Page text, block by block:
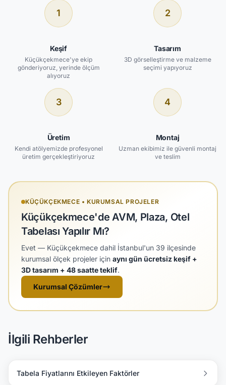
1
Keşif
Küçükçekmece'ye ekip
gönderiyoruz, yerinde ölçüm
alıyoruz
2
Tasarım
3D görselleştirme ve malzeme
seçimi yapıyoruz
3
Üretim
Kendi atölyemizde profesyonel
üretim gerçekleştiriyoruz
4
Montaj
Uzman ekibimiz ile güvenli montaj
ve teslim
KÜÇÜKÇEKMECE • KURUMSAL PROJELER
Küçükçekmece'de AVM, Plaza, Otel
Tabelası Yapılır Mı?
Evet — Küçükçekmece dahil İstanbul'un 39 ilçesinde
kurumsal ölçek projeler için aynı gün ücretsiz keşif +
3D tasarım + 48 saatte teklif.
Kurumsal Çözümler
İlgili Rehberler
Tabela Fiyatlarını Etkileyen Faktörler